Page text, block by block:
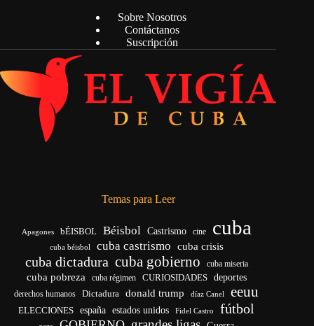
Sobre Nosotros
Contáctanos
Suscripción
Temas para Leer
Apagones bÉISBOL Béisbol Castrismo cine cuba
cuba béisbol cuba castrismo cuba crisis
cuba dictadura cuba gobierno cuba miseria
cuba pobreza cuba régimen CURIOSIDADES deportes
derechos humanos Dictadura donald trump díaz Canel eeuu
ELECCIONES españa estados unidos Fidel Castro fútbol